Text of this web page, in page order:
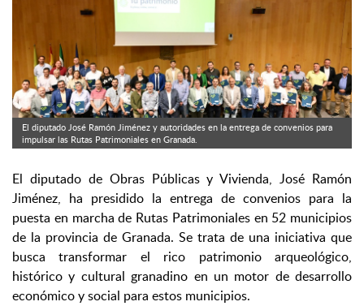
El diputado José Ramón Jiménez y autoridades en la entrega de convenios para
impulsar las Rutas Patrimoniales en Granada.
El diputado de Obras Públicas y Vivienda, José Ramón
Jiménez, ha presidido la entrega de convenios para la
puesta en marcha de Rutas Patrimoniales en 52 municipios
de la provincia de Granada. Se trata de una iniciativa que
busca transformar el rico patrimonio arqueológico,
histórico y cultural granadino en un motor de desarrollo
económico y social para estos municipios.